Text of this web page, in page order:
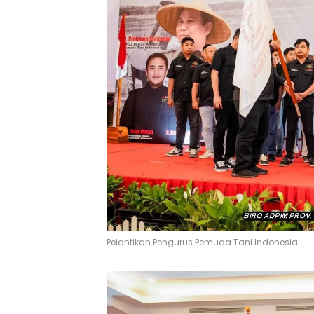
Pelantikan Pengurus Pemuda Tani Indonesia